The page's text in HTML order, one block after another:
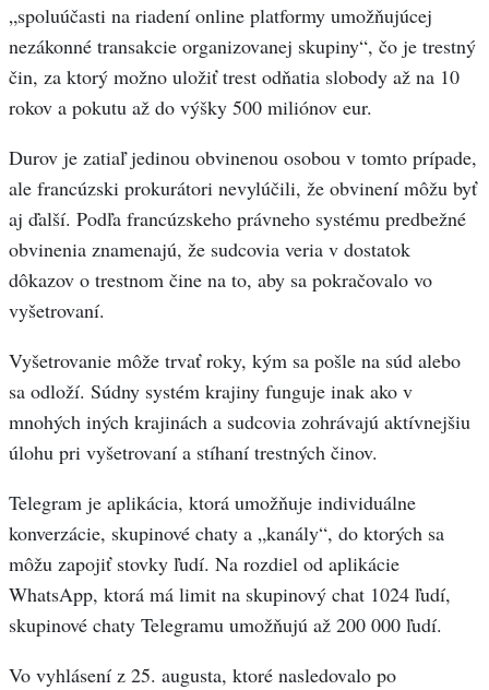
„spoluúčasti na riadení online platformy umožňujúcej
nezákonné transakcie organizovanej skupiny“, čo je trestný
čin, za ktorý možno uložiť trest odňatia slobody až na 10
rokov a pokutu až do výšky 500 miliónov eur.
Durov je zatiaľ jedinou obvinenou osobou v tomto prípade,
ale francúzski prokurátori nevylúčili, že obvinení môžu byť
aj ďalší. Podľa francúzskeho právneho systému predbežné
obvinenia znamenajú, že sudcovia veria v dostatok
dôkazov o trestnom čine na to, aby sa pokračovalo vo
vyšetrovaní.
Vyšetrovanie môže trvať roky, kým sa pošle na súd alebo
sa odloží. Súdny systém krajiny funguje inak ako v
mnohých iných krajinách a sudcovia zohrávajú aktívnejšiu
úlohu pri vyšetrovaní a stíhaní trestných činov.
Telegram je aplikácia, ktorá umožňuje individuálne
konverzácie, skupinové chaty a „kanály“, do ktorých sa
môžu zapojiť stovky ľudí. Na rozdiel od aplikácie
WhatsApp, ktorá má limit na skupinový chat 1024 ľudí,
skupinové chaty Telegramu umožňujú až 200 000 ľudí.
Vo vyhlásení z 25. augusta, ktoré nasledovalo po